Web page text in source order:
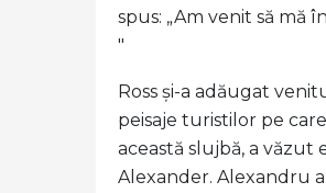
spus: „Am venit să mă
"
Ross și-a adăugat
peisaje turistilor pe
această slujbă, a văzut
Alexander. Alexandru